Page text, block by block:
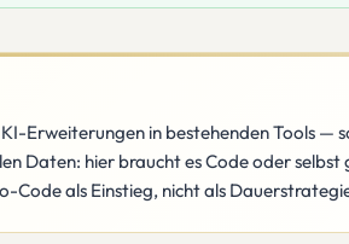
in bestehenden Tools —
Daten: hier braucht es Code oder selbst
als Einstieg, nicht als